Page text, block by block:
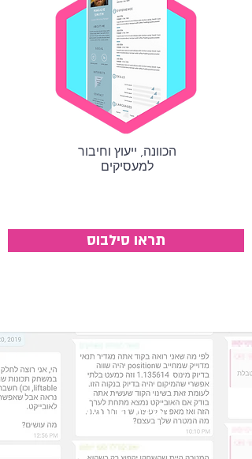
הכוונה, ייעוץ וחיבור
למעסיקים
תראו סילבוס
קהילת הבוגרים